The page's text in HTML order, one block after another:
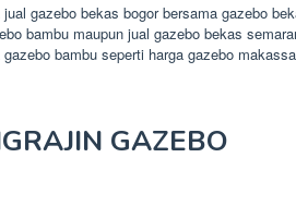
gazebo bekas bogor bersama gazebo
bambu maupun jual gazebo bekas
bambu seperti harga gazebo
GAZEBO